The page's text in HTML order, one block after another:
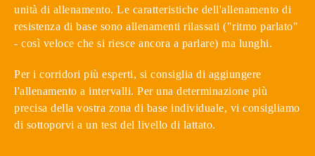
unità di allenamento. Le caratteristiche dell'allenamento di
resistenza di base sono allenamenti rilassati ("ritmo parlato"
- così veloce che si riesce ancora a parlare) ma lunghi.
Per i corridori più esperti, si consiglia di aggiungere
l'allenamento a intervalli. Per una determinazione più
precisa della vostra zona di base individuale, vi consigliamo
di sottoporvi a un test del livello di lattato.